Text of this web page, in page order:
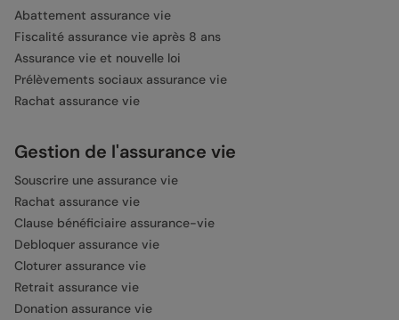
Abattement assurance vie
Fiscalité assurance vie après 8 ans
Assurance vie et nouvelle loi
Prélèvements sociaux assurance vie
Rachat assurance vie
Gestion de l'assurance vie
Souscrire une assurance vie
Rachat assurance vie
Clause bénéficiaire assurance-vie
Debloquer assurance vie
Cloturer assurance vie
Retrait assurance vie
Donation assurance vie